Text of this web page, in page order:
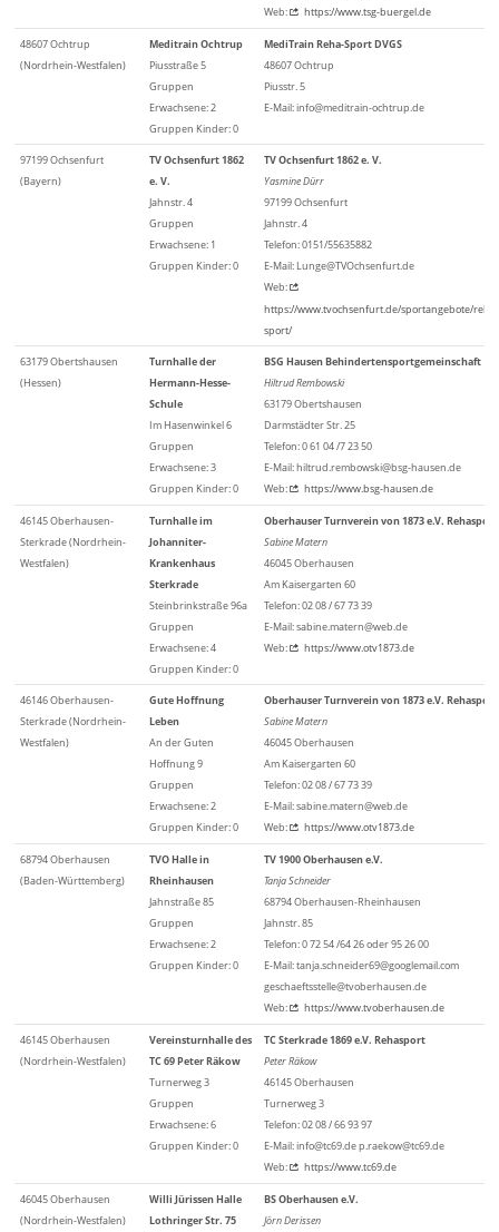
Web:
https://www.tsg-buergel.de
48607 Ochtrup
(Nordrhein-Westfalen)
Meditrain Ochtrup
Piusstraße 5
Gruppen
Erwachsene: 2
Gruppen Kinder: 0
MediTrain Reha-Sport DVGS
48607 Ochtrup
Piusstr. 5
E-Mail: info@meditrain-ochtrup.de
97199 Ochsenfurt
(Bayern)
TV Ochsenfurt 1862
e. V.
Jahnstr. 4
Gruppen
Erwachsene: 1
Gruppen Kinder: 0
TV Ochsenfurt 1862 e. V.
Yasmine Dürr
97199 Ochsenfurt
Jahnstr. 4
Telefon: 0151/55635882
E-Mail: Lunge@TVOchsenfurt.de
Web:
https://www.tvochsenfurt.de/sportangebote/reha-
sport/
63179 Obertshausen
(Hessen)
Turnhalle der
Hermann-Hesse-
Schule
Im Hasenwinkel 6
Gruppen
Erwachsene: 3
Gruppen Kinder: 0
BSG Hausen Behindertensportgemeinschaft
Hiltrud Rembowski
63179 Obertshausen
Darmstädter Str. 25
Telefon: 0 61 04 /7 23 50
E-Mail: hiltrud.rembowski@bsg-hausen.de
Web:
https://www.bsg-hausen.de
46145 Oberhausen-
Sterkrade (Nordrhein-
Westfalen)
Turnhalle im
Johanniter-
Krankenhaus
Sterkrade
Steinbrinkstraße 96a
Gruppen
Erwachsene: 4
Gruppen Kinder: 0
Oberhauser Turnverein von 1873 e.V. Rehasport
Sabine Matern
46045 Oberhausen
Am Kaisergarten 60
Telefon: 02 08 / 67 73 39
E-Mail: sabine.matern@web.de
Web:
https://www.otv1873.de
46146 Oberhausen-
Sterkrade (Nordrhein-
Westfalen)
Gute Hoffnung
Leben
An der Guten
Hoffnung 9
Gruppen
Erwachsene: 2
Gruppen Kinder: 0
Oberhauser Turnverein von 1873 e.V. Rehasport
Sabine Matern
46045 Oberhausen
Am Kaisergarten 60
Telefon: 02 08 / 67 73 39
E-Mail: sabine.matern@web.de
Web:
https://www.otv1873.de
68794 Oberhausen
(Baden-Württemberg)
TVO Halle in
Rheinhausen
Jahnstraße 85
Gruppen
Erwachsene: 2
Gruppen Kinder: 0
TV 1900 Oberhausen e.V.
Tanja Schneider
68794 Oberhausen-Rheinhausen
Jahnstr. 85
Telefon: 0 72 54 /64 26 oder 95 26 00
E-Mail: tanja.schneider69@googlemail.com
geschaeftsstelle@tvoberhausen.de
Web:
https://www.tvoberhausen.de
46145 Oberhausen
(Nordrhein-Westfalen)
Vereinsturnhalle des
TC 69 Peter Räkow
Turnerweg 3
Gruppen
Erwachsene: 6
Gruppen Kinder: 0
TC Sterkrade 1869 e.V. Rehasport
Peter Räkow
46145 Oberhausen
Turnerweg 3
Telefon: 02 08 / 66 93 97
E-Mail: info@tc69.de p.raekow@tc69.de
Web:
https://www.tc69.de
46045 Oberhausen
(Nordrhein-Westfalen)
Willi Jürissen Halle
Lothringer Str. 75
BS Oberhausen e.V.
Jörn Derissen